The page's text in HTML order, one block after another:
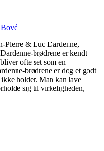
Pierre & Luc Dardenne,
brødrene er kendt
ofte set som en
brødrene er dog et godt
holder. Man kan lave
sig til virkeligheden,